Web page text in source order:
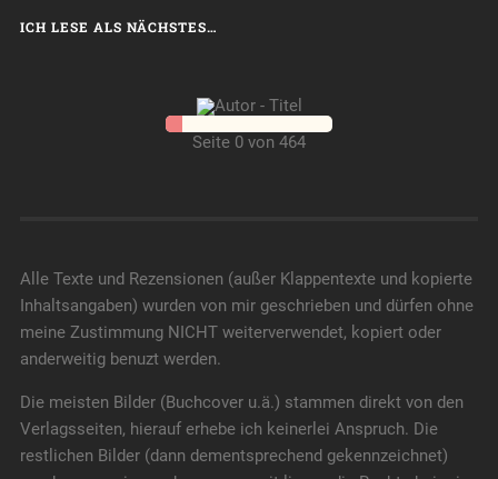
ICH LESE ALS NÄCHSTES…
Seite 0 von 464
Alle Texte und Rezensionen (außer Klappentexte und kopierte
Inhaltsangaben) wurden von mir geschrieben und dürfen ohne
meine Zustimmung NICHT weiterverwendet, kopiert oder
anderweitig benuzt werden.
Die meisten Bilder (Buchcover u.ä.) stammen direkt von den
Verlagsseiten, hierauf erhebe ich keinerlei Anspruch. Die
restlichen Bilder (dann dementsprechend gekennzeichnet)